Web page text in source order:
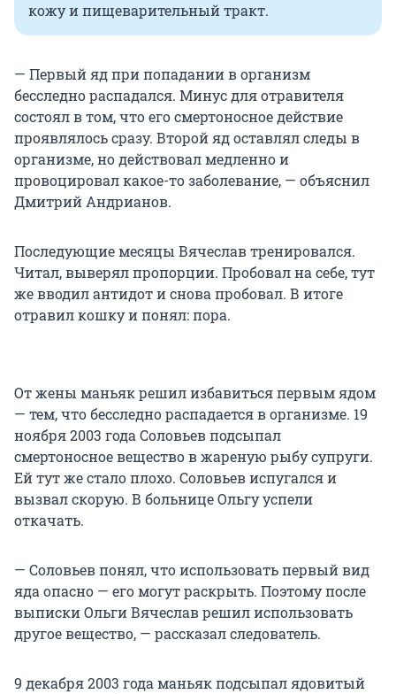
кожу и пищеварительный тракт.
— Первый яд при попадании в организм
бесследно распадался. Минус для отравителя
состоял в том, что его смертоносное действие
проявлялось сразу. Второй яд оставлял следы в
организме, но действовал медленно и
провоцировал какое-то заболевание, — объяснил
Дмитрий Андрианов.
Последующие месяцы Вячеслав тренировался.
Читал, выверял пропорции. Пробовал на себе, тут
же вводил антидот и снова пробовал. В итоге
отравил кошку и понял: пора.
От жены маньяк решил избавиться первым ядом
— тем, что бесследно распадается в организме. 19
ноября 2003 года Соловьев подсыпал
смертоносное вещество в жареную рыбу супруги.
Ей тут же стало плохо. Соловьев испугался и
вызвал скорую. В больнице Ольгу успели
откачать.
— Соловьев понял, что использовать первый вид
яда опасно — его могут раскрыть. Поэтому после
выписки Ольги Вячеслав решил использовать
другое вещество, — рассказал следователь.
9 декабря 2003 года маньяк подсыпал ядовитый